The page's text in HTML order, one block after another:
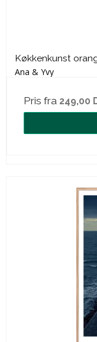
Køkkenkunst
Ana & Yvy
Pris fra 249,00